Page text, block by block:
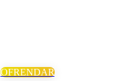
OFRENDAR